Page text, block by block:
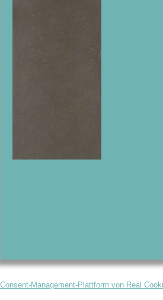
Consent-Management-Plattform von Real